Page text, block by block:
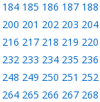
184 185 186 187 188
200 201 202 203 204
216 217 218 219 220
232 233 234 235 236
248 249 250 251 252
264 265 266 267 268